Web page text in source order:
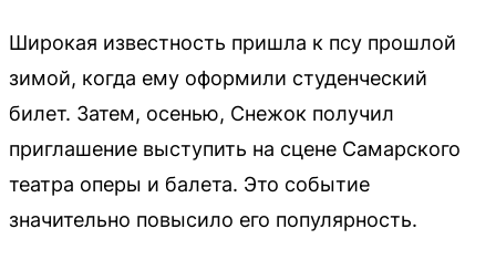
Широкая известность пришла к псу прошлой
зимой, когда ему оформили студенческий
билет. Затем, осенью, Снежок получил
приглашение выступить на сцене Самарского
театра оперы и балета. Это событие
значительно повысило его популярность.